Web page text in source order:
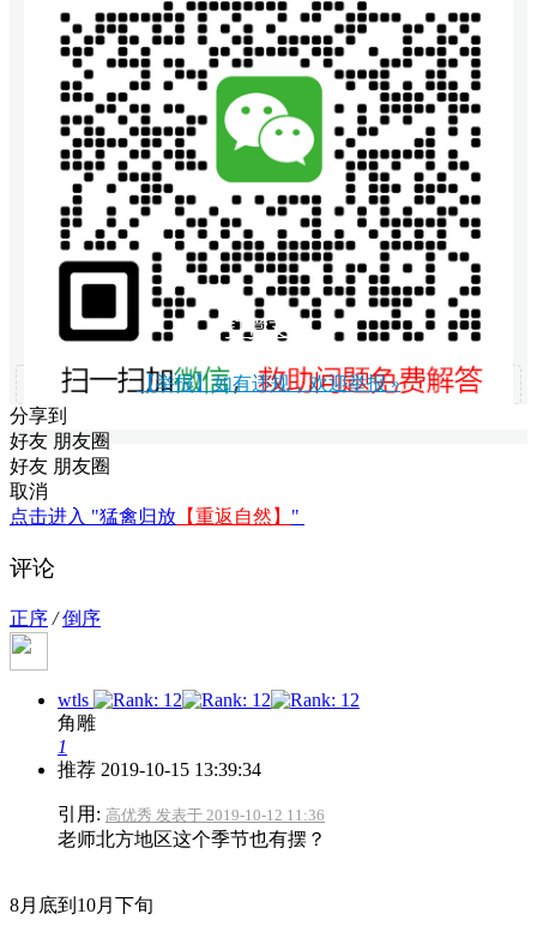
打赏支持
【举报】如有违规，欢迎举报 »
分享到
好友 朋友圈
好友 朋友圈
取消
点击进入 "猛禽归放 【重返自然】 "
评论
正序 / 倒序
wtls
角雕
1
推荐 2019-10-15 13:39:34
引用: 高优秀 发表于 2019-10-12 11:36
老师北方地区这个季节也有摆？
8月底到10月下旬